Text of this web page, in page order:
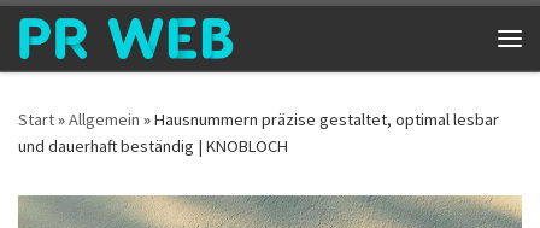
Zum Inhalt springen
Start»Allgemein »Hausnummern präzise gestaltet, optimal lesbar
und dauerhaft beständig | KNOBLOCH